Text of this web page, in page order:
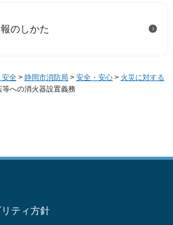
のしかた
安全 > 静岡市消防局 > 安全・安心 > 火災に対する
等への消火器設置義務
ティ方針